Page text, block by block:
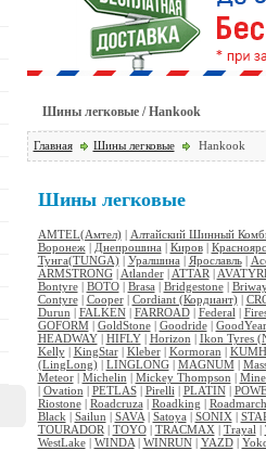
Шины легковые / Hankook
Главная Шины легковые Hankook
Шины легковые
AMTEL(Амтел)| Алтайский Шинный
Воронеж| Днепрошина | Киров|
Тунга(TUNGA)| Уралшина | Ярославль|
ARMSTRONG| Atlander| ATTAR |
Bontyre| BOTO| Brasa | Bridgestone|
Contyre| Cooper| Cordiant (Кордиант)|
Durun | FALKEN| FARROAD| Federal |
GOFORM| GoldStone| Goodride| GoodYear
HEADWAY| HIFLY| Horizon | Ikon Tyres
Kelly| KingStar| Kleber| Kormoran |
(LingLong)| LINGLONG| MAGNUM|
Meteor| Michelin | Mickey Thompson |
| Ovation | PETLAS| Pirelli | PLATIN|
Riostone| Roadcruza | Roadking | Roadmarch
Black | Sailun | SAVA| Satoya | SONIX |
TOURADOR | TOYO| TRACMAX | Trayal |
WestLake| WINDA| WINRUN| YAZD|